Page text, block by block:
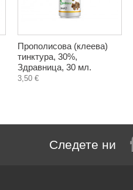
Прополисова (клеева)
тинктура, 30%,
Здравница, 30 мл.
3,50 €
Следете ни